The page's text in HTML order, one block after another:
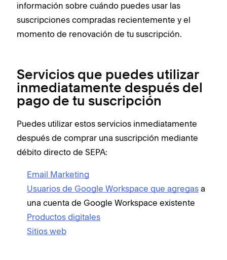
información sobre cuándo puedes usar las
suscripciones compradas recientemente y el
momento de renovación de tu suscripción.
Servicios que puedes utilizar
inmediatamente después del
pago de tu suscripción
Puedes utilizar estos servicios inmediatamente
después de comprar una suscripción mediante
débito directo de SEPA:
Email Marketing
Usuarios de Google Workspace que agregas a
una cuenta de Google Workspace existente
Productos digitales
Sitios web